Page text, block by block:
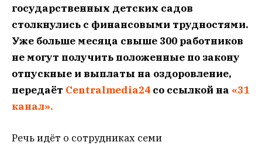
государственных детских садов
столкнулись с финансовыми трудностями.
Уже больше месяца свыше 300 работников
не могут получить положенные по закону
отпускные и выплаты на оздоровление,
передаёт Centralmedia24 со ссылкой на «31
канал».
Речь идёт о сотрудниках семи